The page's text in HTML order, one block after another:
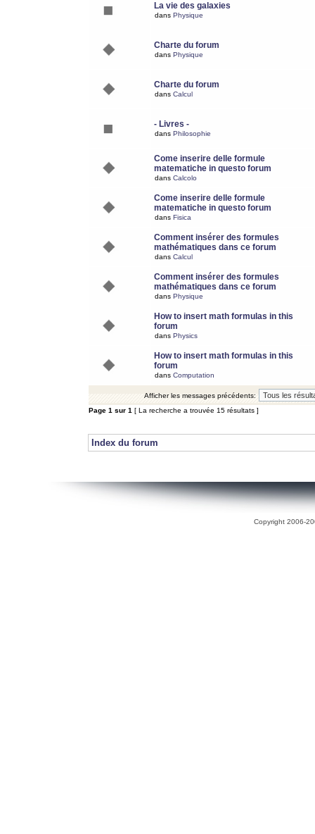
La vie des galaxies
dans Physique
Charte du forum
dans Physique
Charte du forum
dans Calcul
- Livres -
dans Philosophie
Come inserire delle formule
matematiche in questo forum
dans Calcolo
Come inserire delle formule
matematiche in questo forum
dans Fisica
Comment insérer des formules
mathématiques dans ce forum
dans Calcul
Comment insérer des formules
mathématiques dans ce forum
dans Physique
How to insert math formulas in this
forum
dans Physics
How to insert math formulas in this
forum
dans Computation
Afficher les messages précédents:
Page 1 sur 1 [ La recherche a trouvée 15 résultats ]
Index du forum
Copyright 2006-